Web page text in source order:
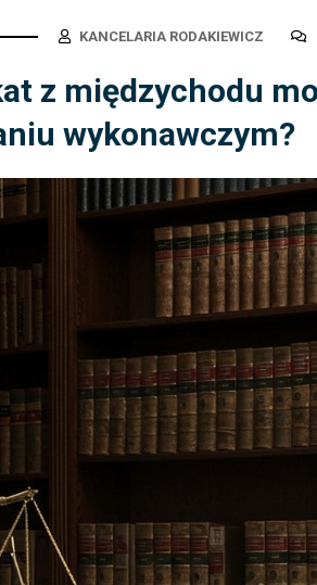
KANCELARIA RODAKIEWICZ
z międzychodu
wykonawczym?